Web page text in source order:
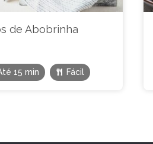
de Abobrinha
15 min Fácil